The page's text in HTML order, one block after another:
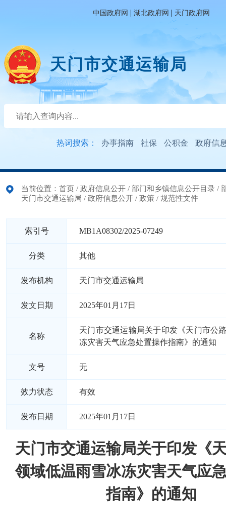
中国政府网 | 湖北政府网 | 天门政府网
天门市交通运输局
热词搜索： 办事指南 社保 公积金 政府信
当前位置： 首页 / 政府信息公开 / 部门和乡镇信息公开目录 /
天门市交通运输局 / 政府信息公开 / 政策 / 规范性文件
索引号 MB1A08302/2025-07249
分类 其他
发布机构 天门市交通运输局
发文日期 2025年01月17日
名称
天门市交通运输局关于印发《天门市公
冻灾害天气应急处置操作指南》的通知
文号 无
效力状态 有效
发布日期 2025年01月17日
天门市交通运输局关于印发《
领域低温雨雪冰冻灾害天气应
指南》的通知